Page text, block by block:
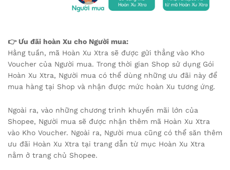
👉 Ưu đãi hoàn Xu cho Người mua:
Hằng tuần, mã Hoàn Xu Xtra sẽ được gửi thẳng vào Kho
Voucher của Người mua. Trong thời gian Shop sử dụng Gói
Hoàn Xu Xtra, Người mua có thể dùng những ưu đãi này để
mua hàng tại Shop và nhận được mức hoàn Xu tương ứng.
Ngoài ra, vào những chương trình khuyến mãi lớn của
Shopee, Người mua sẽ được nhận thêm mã Hoàn Xu Xtra
vào Kho Voucher. Ngoài ra, Người mua cũng có thể săn thêm
ưu đãi Hoàn Xu Xtra tại trang dẫn từ mục Hoàn Xu Xtra
nằm ở trang chủ Shopee.